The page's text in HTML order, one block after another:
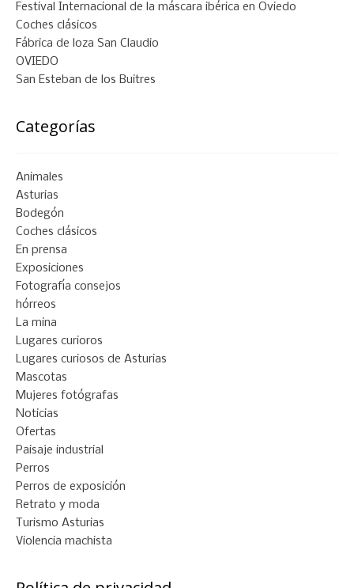
Festival Internacional de la máscara ibérica en Oviedo
Coches clásicos
Fábrica de loza San Claudio
OVIEDO
San Esteban de los Buitres
Categorías
Animales
Asturias
Bodegón
Coches clásicos
En prensa
Exposiciones
Fotografía consejos
hórreos
La mina
Lugares curioros
Lugares curiosos de Asturias
Mascotas
Mujeres fotógrafas
Noticias
Ofertas
Paisaje industrial
Perros
Perros de exposición
Retrato y moda
Turismo Asturias
Violencia machista